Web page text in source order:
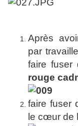
Après
par
faire fuser
rouge
faire fuser
le cœur de